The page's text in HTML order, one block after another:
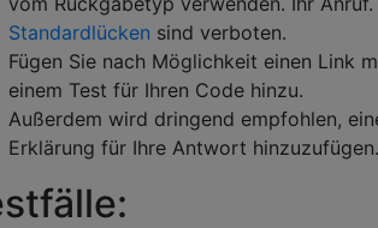
Standardlücken sind verboten.
Fügen Sie nach Möglichkeit einen Link
einem Test für Ihren Code hinzu.
Außerdem wird dringend empfohlen,
Erklärung für Ihre Antwort hinzuzufügen.